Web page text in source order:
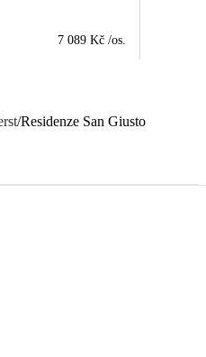
7 089 Kč /os.
/Residenze San Giusto